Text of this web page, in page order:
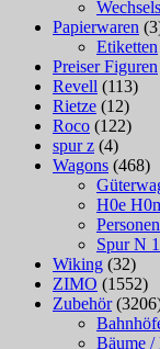
Papierwaren
Etiketten
Preiser Figuren
Revell (113)
Rietze (12)
Roco (122)
spur z (4)
Wagons (468)
H0e
Spur N
Wiking (32)
ZIMO (1552)
Zubehör
Bäume /